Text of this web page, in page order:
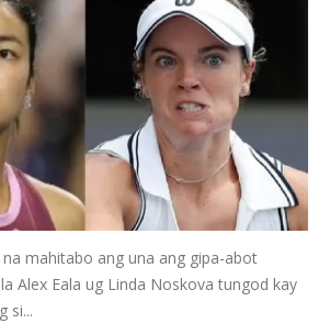
na mahitabo ang una ang gipa-abot
Alex Eala ug Linda Noskova tungod kay
si...